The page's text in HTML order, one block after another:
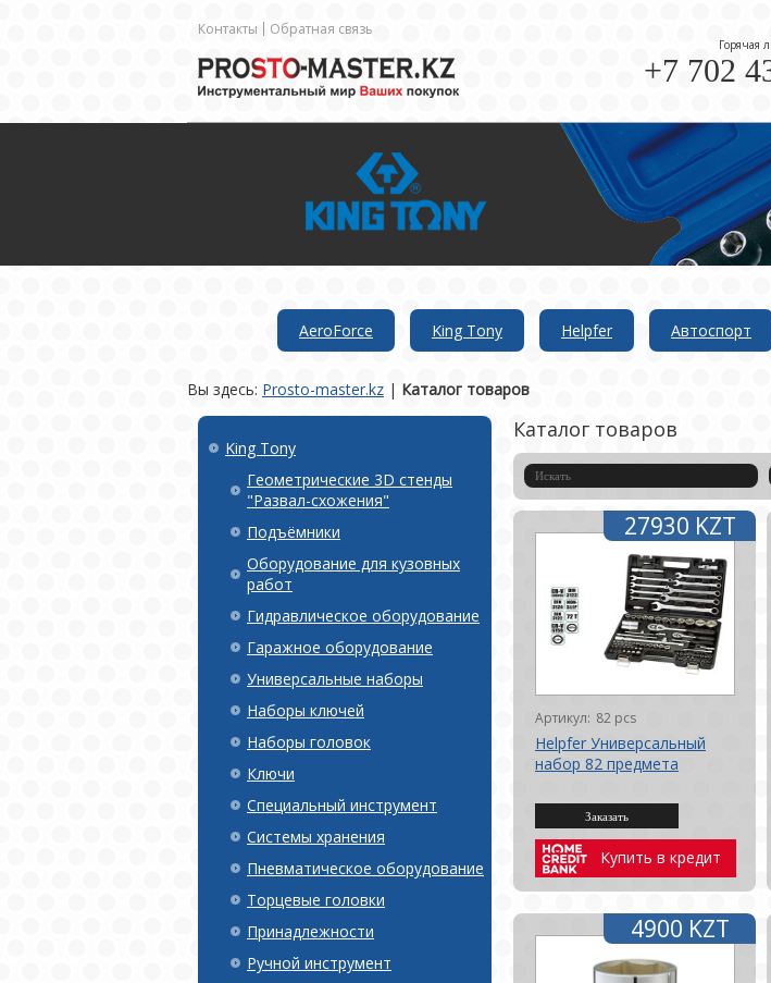
Контакты Обратная связь
Горячая
+7 702
AeroForce King Tony Helpfer Автоспорт
Вы здесь: Prosto-master.kz | Каталог товаров
King Tony
Геометрические 3D стенды
"Развал-схожения"
Подъёмники
Оборудование для кузовных
работ
Гидравлическое оборудование
Гаражное оборудование
Универсальные наборы
Наборы ключей
Наборы головок
Ключи
Специальный инструмент
Системы хранения
Пневматическое оборудование
Торцевые головки
Принадлежности
Ручной инструмент
Каталог товаров
Артикул: 82 pcs
Helpfer Универсальный
набор 82 предмета
27930 KZT
Купить в кредит
4900 KZT